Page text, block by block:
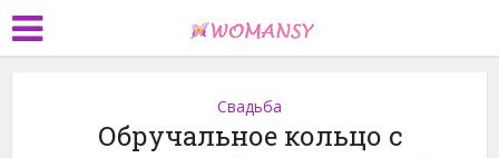
Свадьба
Обручальное кольцо с